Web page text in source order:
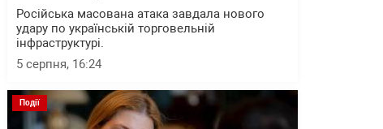
Російська масована атака завдала нового
удару по українській торговельній
інфраструктурі.
5 серпня, 16:24
Події